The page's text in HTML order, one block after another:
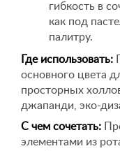
гибкость в
как под
палитру.
Где использовать:
основного цвета
просторных
джапанди, эко-
С чем сочетать:
элементами из